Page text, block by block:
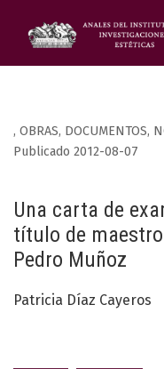
, OBRAS, DOCUMENTOS,
Una carta de
título de
Pedro Muñoz
Publicado 2012-08-07
Patricia Díaz Cayeros